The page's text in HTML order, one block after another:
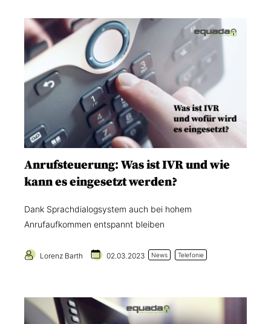
Anrufsteuerung: Was ist IVR und wie
kann es eingesetzt werden?
Dank Sprachdialogsystem auch bei hohem
Anrufaufkommen entspannt bleiben
Lorenz Barth 02.03.2023 News Telefonie